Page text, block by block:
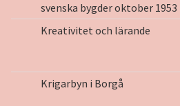
svenska bygder oktober 1953
Kreativitet och lärande
Krigarbyn i Borgå